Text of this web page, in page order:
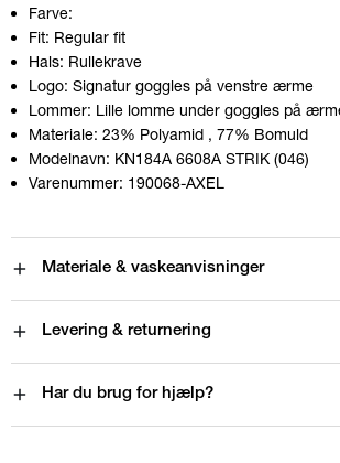
Farve:
Fit: Regular fit
Hals: Rullekrave
Logo: Signatur goggles på venstre ærme
Lommer: Lille lomme under goggles på
Materiale: 23% Polyamid , 77% Bomuld
Modelnavn: KN184A 6608A STRIK (046)
Varenummer: 190068-AXEL
Materiale & vaskeanvisninger
Levering & returnering
Har du brug for hjælp?